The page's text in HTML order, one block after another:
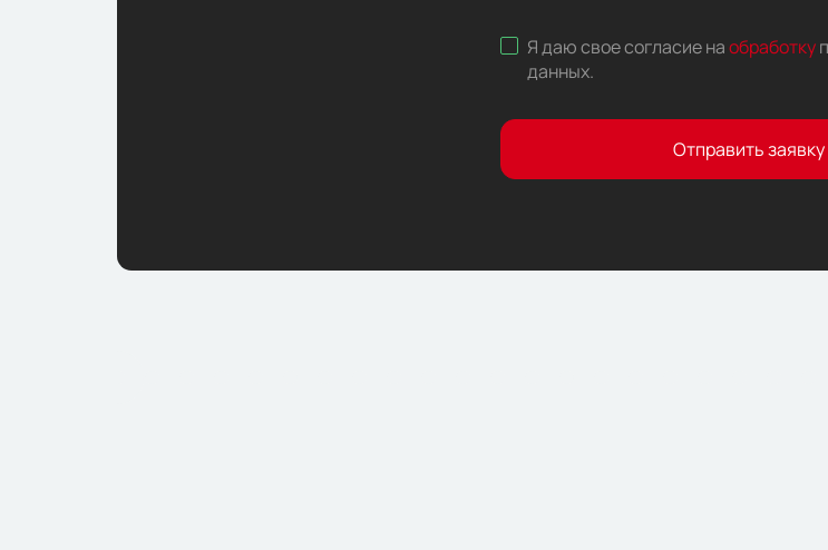
Я даю свое согласие наобработку
данных.
Отправить заявку